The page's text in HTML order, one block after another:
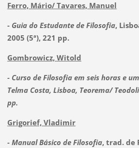
Ferro, Mário/ Tavares, Manuel
- Guia do Estudante de Filosofia,
2005 (5ª), 221 pp.
Gombrowicz, Witold
- Curso de Filosofia em seis horas e
Telma Costa, Lisboa, Teorema/
pp.
Grigorief, Vladimir
- Manual Básico de Filosofia, trad. de